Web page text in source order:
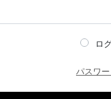
ロ
パスワ